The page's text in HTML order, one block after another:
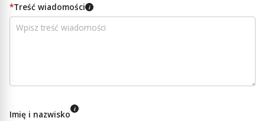
*Treść wiadomości i
Imię i nazwisko i